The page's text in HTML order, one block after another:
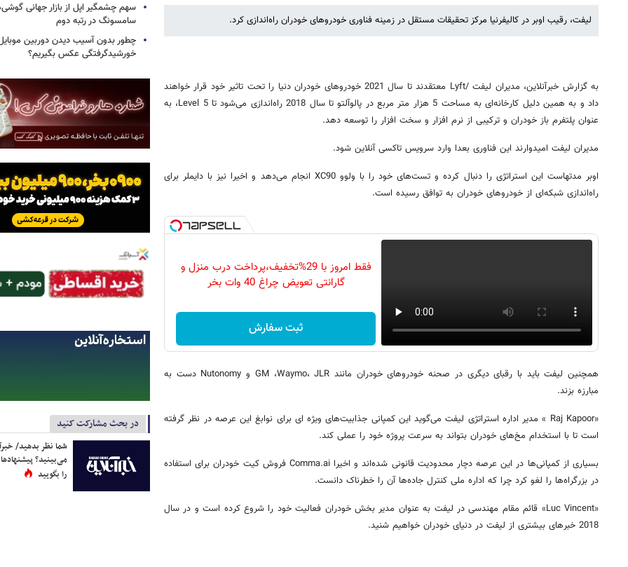
لیفت، رقیب اوبر در کالیفرنیا مرکز تحقیقات مستقل در زمینه فناوری خودروهای خودران راه‌اندازی کرد.
به گزارش خبرآنلاین، مدیران لیفت /Lyft معتقدند تا سال 2021 خودروهای خودران دنیا را تحت تاثیر خود قرار خواهند
داد و به همین دلیل کارخانه‌ای به مساحت 5 هزار متر مربع در پالوآلتو تا سال 2018 راه‌اندازی می‌شود تا Level 5، به
عنوان پلتفرم باز خودران و ترکیبی از نرم افزار و سخت افزار را توسعه دهد.
مدیران لیفت امیدوارند این فناوری بعدا وارد سرویس تاکسی آنلاین شود.
اوبر مدتهاست این استراتژی را دنبال کرده و تست‌های خود را با ولوو XC90 انجام می‌دهد و اخیرا نیز با دایملر برای
راه‌اندازی شبکه‌ای از خودروهای خودران به توافق رسیده است.
فقط امروز با 29%تخفیف،پرداخت درب منزل و
گارانتی تعویض چراغ 40 وات بخر
ثبت سفارش
همچنین لیفت باید با رقبای دیگری در صحنه خودروهای خودران مانند GM ،Waymo، JLR و Nutonomy دست به
مبارزه بزند.
«Raj Kapoor » مدیر اداره استراتژی لیفت می‌گوید این کمپانی جذابیت‌های ویژه ای برای نوابغ این عرصه در نظر گرفته
است تا با استخدام مخ‌های خودران بتواند به سرعت پروژه خود را عملی کند.
بسیاری از کمپانی‌ها در این عرصه دچار محدودیت قانونی شده‌اند و اخیرا Comma.ai فروش کیت خودران برای استفاده
در بزرگراه‌ها را لغو کرد چرا که اداره ملی کنترل جاده‌ها آن را خطرناک دانست.
«Luc Vincent» قائم مقام مهندسی در لیفت به عنوان مدیر بخش خودران فعالیت خود را شروع کرده است و در سال
2018 خبرهای بیشتری از لیفت در دنیای خودران خواهیم شنید.
سهم چشمگیر اپل از بازار جهانی
سامسونگ در رتبه دوم
چطور بدون آسیب دیدن دوربین
خورشیدگرفتگی عکس بگیریم؟
در بحث مشارکت کنید
شما نظر بدهید/
می‌بینید؟
را بگویید